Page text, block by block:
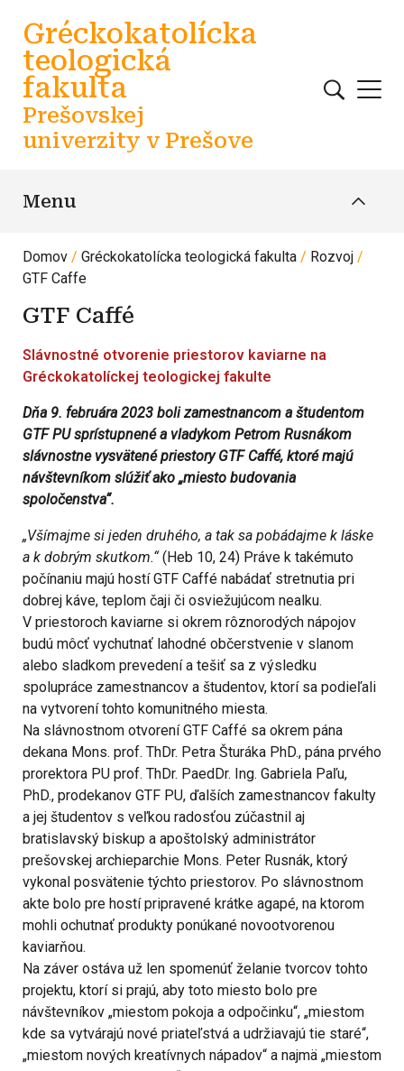
Gréckokatolícka
teologická
fakulta
Prešovskej
univerzity v Prešove
Menu
Domov Gréckokatolícka teologická fakulta
Rozvoj
GTF Caffe
GTF Caffé
Slávnostné otvorenie priestorov kaviarne na
Gréckokatolíckej teologickej fakulte
Dňa 9. februára 2023 boli zamestnancom a študentom
GTF PU sprístupnené a vladykom Petrom Rusnákom
slávnostne vysvätené priestory GTF Caffé, ktoré majú
návštevníkom slúžiť ako „miesto budovania
spoločenstva“.
„Všímajme si jeden druhého, a tak sa pobádajme k láske
a k dobrým skutkom.“(Heb 10, 24) Práve k takémuto
počínaniu majú hostí GTF Caffé nabádať stretnutia pri
dobrej káve, teplom čaji či osviežujúcom nealku.
V priestoroch kaviarne si okrem rôznorodých nápojov
budú môcť vychutnať lahodné občerstvenie v slanom
alebo sladkom prevedení a tešiť sa z výsledku
spolupráce zamestnancov a študentov, ktorí sa podieľali
na vytvorení tohto komunitného miesta.
Na slávnostnom otvorení GTF Caffé sa okrem pána
dekana Mons. prof. ThDr. Petra Šturáka PhD., pána prvého
prorektora PU prof. ThDr. PaedDr. Ing. Gabriela Paľu,
PhD., prodekanov GTF PU, ďalších zamestnancov fakulty
a jej študentov s veľkou radosťou zúčastnil aj
bratislavský biskup a apoštolský administrátor
prešovskej archieparchie Mons. Peter Rusnák, ktorý
vykonal posvätenie týchto priestorov. Po slávnostnom
akte bolo pre hostí pripravené krátke agapé, na ktorom
mohli ochutnať produkty ponúkané novootvorenou
kaviarňou.
Na záver ostáva už len spomenúť želanie tvorcov tohto
projektu, ktorí si prajú, aby toto miesto bolo pre
návštevníkov „miestom pokoja a odpočinku“, „miestom
kde sa vytvárajú nové priateľstvá a udržiavajú tie staré“,
„miestom nových kreatívnych nápadov“ a najmä „miestom